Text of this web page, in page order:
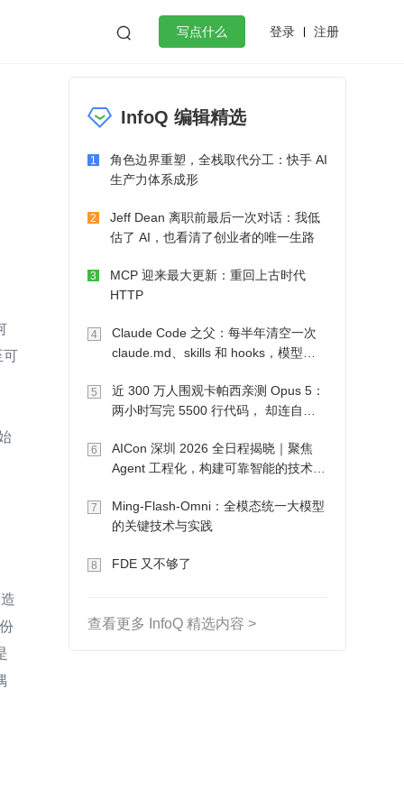
 写点什么 登录 注册
微服务架构 flutter
可
InfoQ 编辑精选
1
角色边界重塑，全栈取代分工：快手 AI
生产力体系成形
2
Jeff Dean 离职前最后一次对话：我低
估了 AI，也看清了创业者的唯一生路
3
MCP 迎来最大更新：重回上古时代
HTTP
4
Claude Code 之父：每半年清空一次
claude.md、skills 和 hooks，模型自
5
近 300 万人围观卡帕西亲测 Opus 5：
两小时写完 5500 行代码， 却连自己
6
AICon 深圳 2026 全日程揭晓｜聚焦
Agent 工程化，构建可靠智能的技术路
7
Ming-Flash-Omni：全模态统一大模型
的关键技术与实践
8 FDE 又不够了
查看更多 InfoQ 精选内容 >